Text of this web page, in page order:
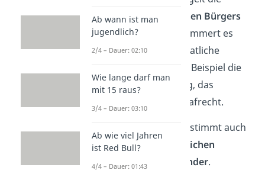
Beziehungen deseinzelnen Bürgers
zumStaat. Außerdem kümmert es
sich um alles, was die staatliche
Verwaltung betrifft, zum Beispiel die
Straßenverkehrsordnung, das
Steuerrecht oder das Strafrecht.
bestimmt auch
das Verhältnis von
staatlichen
Institutionen untereinander.
Ab wann ist man
jugendlich?
2/4 – Dauer: 02:10
Wie lange darf man
mit 15 raus?
3/4 – Dauer: 03:10
Ab wie viel Jahren
ist Red Bull?
4/4 – Dauer: 01:43